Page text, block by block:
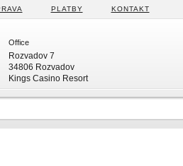
PLATBY KONTAKT
Office
Rozvadov 7
34806 Rozvadov
Kings Casino Resort